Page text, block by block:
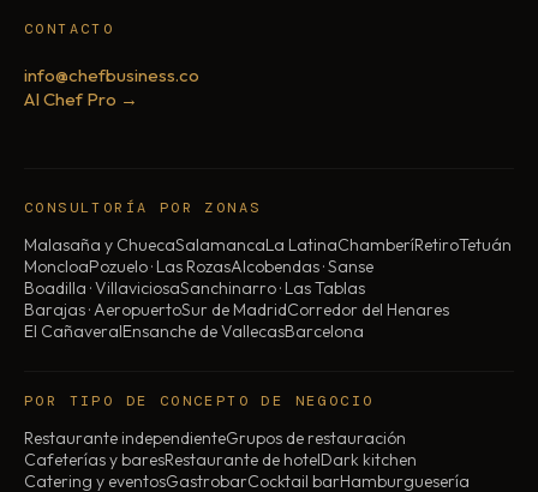
CONTACTO
info@chefbusiness.co
AI Chef Pro →
CONSULTORÍA POR ZONAS
Malasaña y ChuecaSalamancaLa LatinaChamberíRetiroTetuán
MoncloaPozuelo · Las RozasAlcobendas · Sanse
Boadilla · VillaviciosaSanchinarro · Las Tablas
Barajas · AeropuertoSur de MadridCorredor del Henares
El CañaveralEnsanche de VallecasBarcelona
POR TIPO DE CONCEPTO DE NEGOCIO
Restaurante independienteGrupos de restauración
Cafeterías y baresRestaurante de hotelDark kitchen
Catering y eventosGastrobarCocktail barHamburguesería